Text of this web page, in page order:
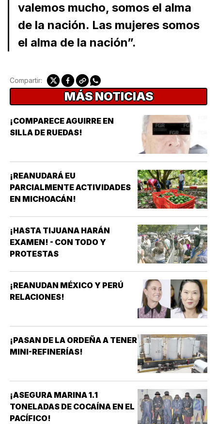
valemos mucho, somos el alma
de la nación. Las mujeres somos
el alma de la nación”.
Compartir:
MÁS NOTICIAS
¡COMPARECE AGUIRRE EN
SILLA DE RUEDAS!
¡REANUDARÁ EU
PARCIALMENTE ACTIVIDADES
EN MICHOACÁN!
¡HASTA TIJUANA HARÁN
EXAMEN! - CON TODO Y
PROTESTAS
¡REANUDAN MÉXICO Y PERÚ
RELACIONES!
¡PASAN DE LA ORDEÑA A TENER
MINI-REFINERÍAS!
¡ASEGURA MARINA 1.1
TONELADAS DE COCAÍNA EN EL
PACÍFICO!